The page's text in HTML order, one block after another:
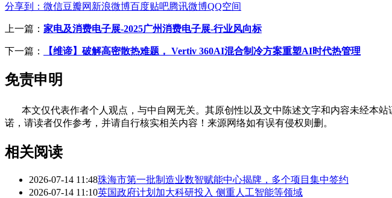
分享到： 微信豆瓣网 新浪微博百度贴吧腾讯微博QQ空间
上一篇： 家电及消费电子展-2025广州消费电子展-行业风向标
下一篇： 【维谛】破解高密散热难题， Vertiv 360AI混合制冷方案重塑AI时代热管理
免责申明
本文仅代表作者个人观点，与中自网无关。其原创性以及文中陈述文字和内容未经本
诺，请读者仅作参考，并请自行核实相关内容！来源网络如有误有侵权则删。
相关阅读
2026-07-14 11:48珠海市第一批制造业数智赋能中心揭牌，多个项目集中签约
2026-07-14 11:10英国政府计划加大科研投入 侧重人工智能等领域